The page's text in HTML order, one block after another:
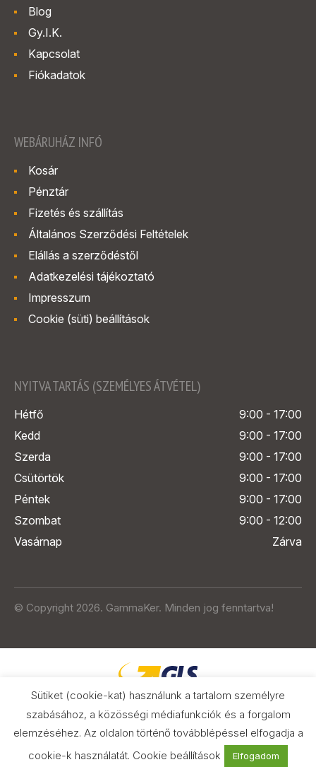
Blog
Gy.I.K.
Kapcsolat
Fiókadatok
WEBÁRUHÁZ INFÓ
Kosár
Pénztár
Fizetés és szállítás
Általános Szerződési Feltételek
Elállás a szerződéstől
Adatkezelési tájékoztató
Impresszum
Cookie (süti) beállítások
NYITVA TARTÁS (SZEMÉLYES ÁTVÉTEL)
Hétfő
9:00 - 17:00
Kedd
9:00 - 17:00
Szerda
9:00 - 17:00
Csütörtök
9:00 - 17:00
Péntek
9:00 - 17:00
Szombat
9:00 - 12:00
Vasárnap
Zárva
© Copyright 2026. GammaKer. Minden jog fenntartva!
Árak és paraméterek összehasonlítása
Sütiket (cookie-kat) használunk a tartalom személyre
szabásához, a közösségi médiafunkciók és a forgalom
elemzéséhez. Az oldalon történő továbblépéssel elfogadja a
cookie-k használatát. Cookie beállítások Elfogadom